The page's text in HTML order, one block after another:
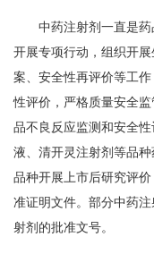
中药注射剂一直是药
开展专项行动，组织开
案、安全性再评价等工
性评价，严格质量安全
品不良反应监测和安全
液、清开灵注射剂等品
品种开展上市后研究评
准证明文件。部分中药
射剂的批准文号。